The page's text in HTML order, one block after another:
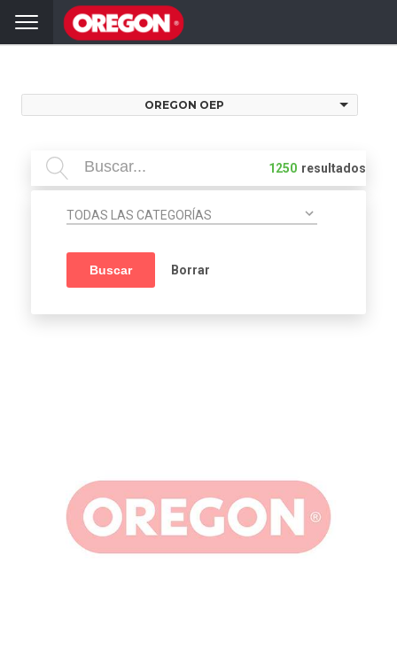
Volver
OREGON OEP
1250 resultados
TODAS LAS CATEGORÍAS
Buscar Borrar